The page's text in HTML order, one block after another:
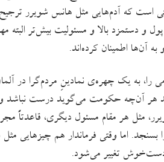
است که آدم‌هایی مثل هانس شویرر
و دستمزد بالا و مسئولیت بیش‌تر البته
آن‌ها اطمینان کرده‌اند.
هر آن‌چه حکومت می‌گوید درست
مثل هر مقام مسئول دیگری، قاعدتاً
بسنجد. اما وقتی فرماندار هم چیزهایی
دست‌خوش تغییر می‌شود.